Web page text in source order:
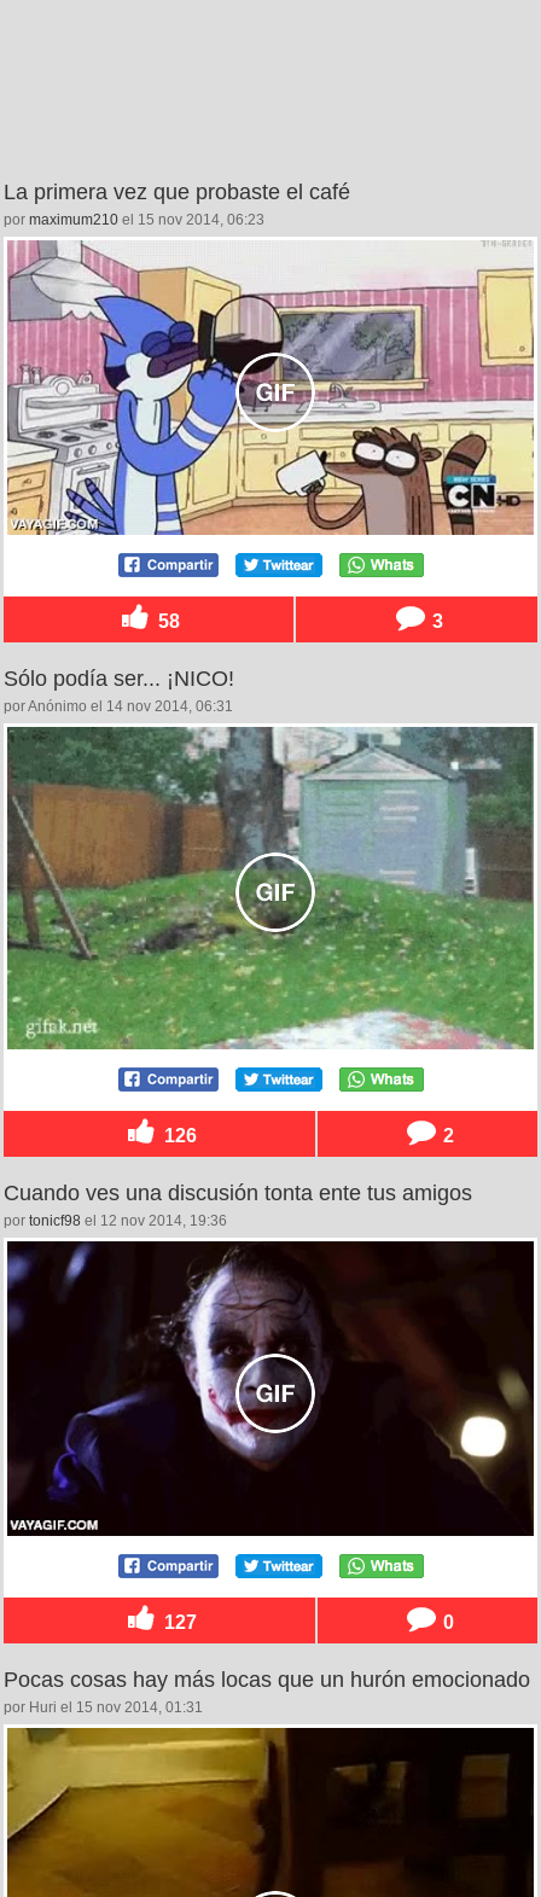
La primera vez que probaste el café
por maximum210 el 15 nov 2014, 06:23
58 3
Sólo podía ser... ¡NICO!
por Anónimo el 14 nov 2014, 06:31
126 2
Cuando ves una discusión tonta ente tus amigos
por tonicf98 el 12 nov 2014, 19:36
127 0
Pocas cosas hay más locas que un hurón emocionado
por Huri el 15 nov 2014, 01:31